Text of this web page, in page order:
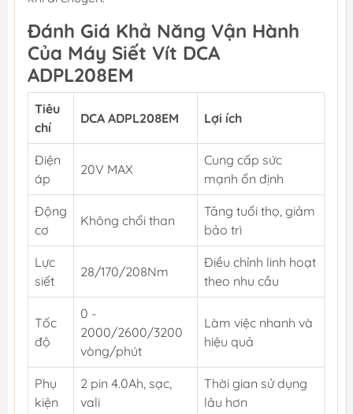
Đánh Giá Khả Năng Vận Hành
Của Máy Siết Vít DCA
ADPL208EM
Tiêu
chí
DCA ADPL208EM Lợi ích
Điện
áp
20V MAX
Cung cấp sức
mạnh ổn định
Động
cơ
Không chổi than
Tăng tuổi thọ, giảm
bảo trì
Lực
siết
28/170/208Nm
Điều chỉnh linh hoạt
theo nhu cầu
Tốc
độ
0 -
2000/2600/3200
vòng/phút
Làm việc nhanh và
hiệu quả
Phụ
kiện
2 pin 4.0Ah, sạc,
vali
Thời gian sử dụng
lâu hơn